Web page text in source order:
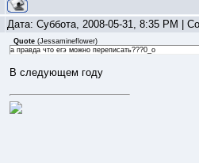
Дата: Суббота, 2008-05-31, 8:35 PM |
Quote(Jessamineflower)
а правда что егэ можно переписать???0_o
В следующем году